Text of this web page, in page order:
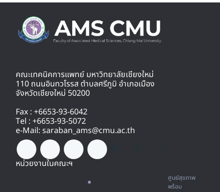
คณะเทคนิคการแพทย์ มหาวิทยาลัยเชียงใหม่
110 ถนนอินทวโรรส ตำบลศรีภูมิ อำเภอเมือง
จังหวัดเชียงใหม่ 50200
Fax : +6653-93-6042
Tel : +6653-93-5072
e-Mail: saraban_ams@cmu.ac.th
หน่วยงานในคณะฯ
ศูนย์สุขภาพ
พร้อม